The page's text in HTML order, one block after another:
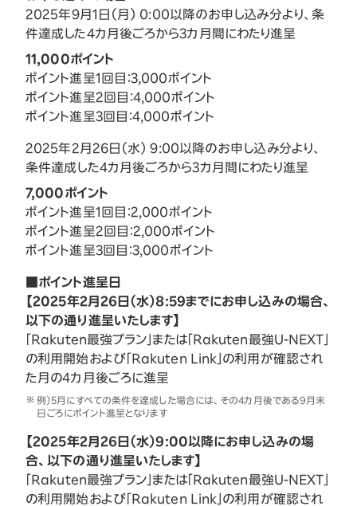
2025年9月1日（月） 0:00以降のお申し込み分より、条
件達成した4カ月後ごろから3カ月間にわたり進呈
11,000ポイント
ポイント進呈1回目：3,000ポイント
ポイント進呈2回目：4,000ポイント
ポイント進呈3回目：4,000ポイント
2025年2月26日（水） 9:00以降のお申し込み分より、
条件達成した4カ月後ごろから3カ月間にわたり進呈
7,000ポイント
ポイント進呈1回目：2,000ポイント
ポイント進呈2回目：2,000ポイント
ポイント進呈3回目：3,000ポイント
■ポイント進呈日
【2025年2月26日（水）8:59までにお申し込みの場合、
以下の通り進呈いたします】
「Rakuten最強プラン」または「Rakuten最強U-NEXT」
の利用開始および「Rakuten Link」の利用が確認され
た月の4カ月後ごろに進呈
例）5月にすべての条件を達成した場合には、その4カ月後である9月末
日ごろにポイント進呈となります
【2025年2月26日（水）9:00以降にお申し込みの場
合、以下の通り進呈いたします】
「Rakuten最強プラン」または「Rakuten最強U-NEXT」
の利用開始および「Rakuten Link」の利用が確認され